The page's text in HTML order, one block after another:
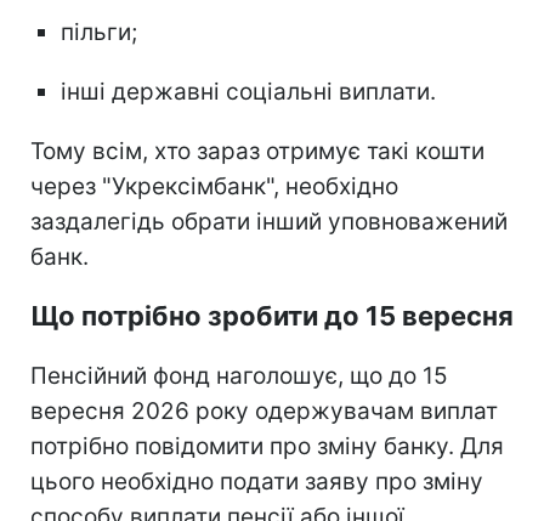
пільги;
інші державні соціальні виплати.
Тому всім, хто зараз отримує такі кошти
через "Укрексімбанк", необхідно
заздалегідь обрати інший уповноважений
банк.
Що потрібно зробити до 15 вересня
Пенсійний фонд наголошує, що до 15
вересня 2026 року одержувачам виплат
потрібно повідомити про зміну банку. Для
цього необхідно подати заяву про зміну